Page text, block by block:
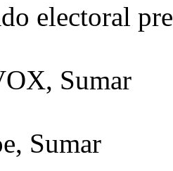
electoral
Sumar
Sumar